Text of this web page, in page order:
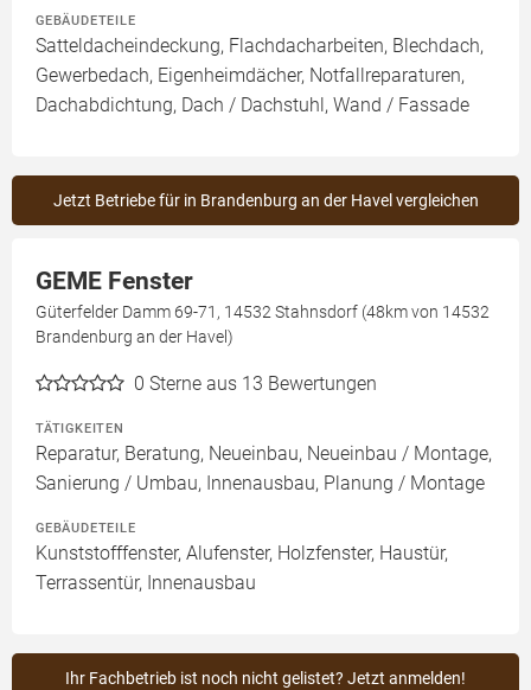
GEBÄUDETEILE
Satteldacheindeckung, Flachdacharbeiten, Blechdach,
Gewerbedach, Eigenheimdächer, Notfallreparaturen,
Dachabdichtung, Dach / Dachstuhl, Wand / Fassade
Jetzt Betriebe für in Brandenburg an der Havel vergleichen
GEME Fenster
Güterfelder Damm 69-71, 14532 Stahnsdorf (48km von 14532
Brandenburg an der Havel)
0 Sterne aus 13 Bewertungen
TÄTIGKEITEN
Reparatur, Beratung, Neueinbau, Neueinbau / Montage,
Sanierung / Umbau, Innenausbau, Planung / Montage
GEBÄUDETEILE
Kunststofffenster, Alufenster, Holzfenster, Haustür,
Terrassentür, Innenausbau
Ihr Fachbetrieb ist noch nicht gelistet? Jetzt anmelden!